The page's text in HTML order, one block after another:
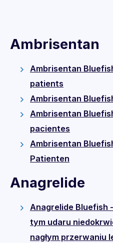
Ambrisentan
Ambrisentan
patients
Ambrisentan
Ambrisentan
pacientes
Ambrisentan
Patienten
Anagrelide
Anagrelide Bluefish
tym udaru
nagłym przerwaniu